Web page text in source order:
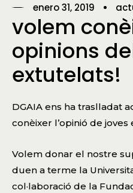
enero 31, 2019
volem
opinions
extutelats!
DGAIA ens ha traslladat
conèixer l’opinió de joves
Volem donar el nostre
duen a terme la
col·laboració de la